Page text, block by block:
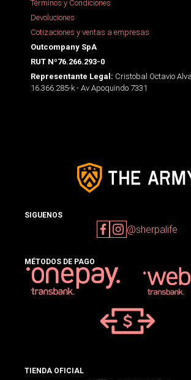
Términos y Condiciones
Devoluciones
Cotizaciones y ventas a empresas
Outcompany SpA
RUT Nº76.266.293-0
Representante Legal: Cristobal Octavio
16.366.285-k - Av Apoquindo 7331
SIGUENOS
@sherpalife
MÉTODOS DE PAGO
TIENDA OFICIAL